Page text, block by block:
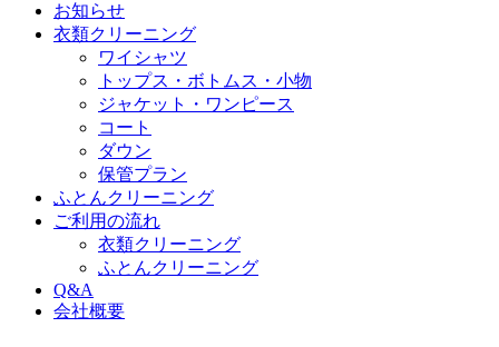
お知らせ
衣類クリーニング
ワイシャツ
トップス・ボトムス・小物
ジャケット・ワンピース
コート
ダウン
保管プラン
ふとんクリーニング
ご利用の流れ
衣類クリーニング
ふとんクリーニング
Q&A
会社概要